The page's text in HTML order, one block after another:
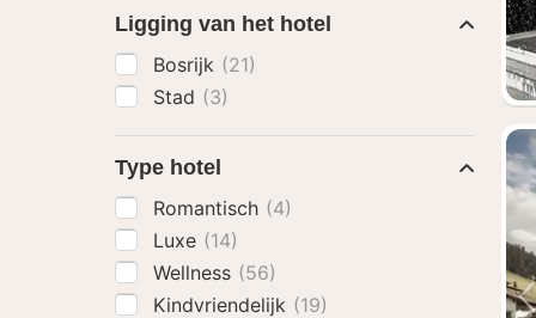
Ligging van het hotel
Bosrijk (21)
Stad (3)
Type hotel
Romantisch (4)
Luxe (14)
Wellness (56)
Kindvriendelijk (19)